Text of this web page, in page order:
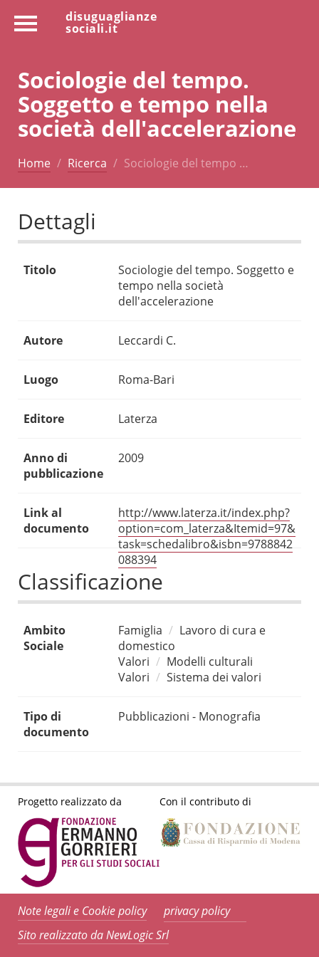
disuguaglianze
sociali.it
Sociologie del tempo.
Soggetto e tempo nella
società dell'accelerazione
Home Ricerca Sociologie del tempo …
Dettagli
Titolo
Sociologie del tempo. Soggetto e
tempo nella società
dell'accelerazione
Autore Leccardi C.
Luogo Roma-Bari
Editore Laterza
Anno di
pubblicazione
2009
Link al
documento
http://www.laterza.it/index.php?
option=com_laterza&Itemid=97&
task=schedalibro&isbn=9788842
088394
Classificazione
Ambito
Sociale
Famiglia
Lavoro di cura e
domestico
Valori
Modelli culturali
Valori
Sistema dei valori
Tipo di
documento
Pubblicazioni - Monografia
Progetto realizzato da Con il contributo di
Note legali e Cookie policy
privacy policy
Sito realizzato da NewLogic Srl